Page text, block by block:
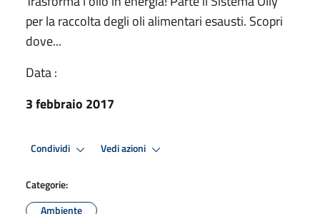
per la raccolta degli oli alimentari esausti. Scopri
dove...
Data :
3 febbraio 2017
Condividi Vedi azioni
Categorie:
Ambiente